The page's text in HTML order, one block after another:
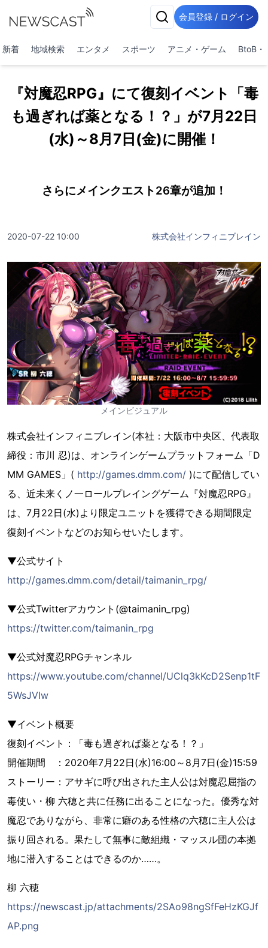
会員登録 / ログイン
新着 地域検索 エンタメ スポーツ アニメ・ゲーム BtoB・
『対魔忍RPG』にて復刻イベント「毒
も過ぎれば薬となる！？」が7月22日
(水)～8月7日(金)に開催！
さらにメインクエスト26章が追加！
2020-07-22 10:00 株式会社インフィニブレイン
メインビジュアル
株式会社インフィニブレイン(本社：大阪市中央区、代表取
締役：市川 忍)は、オンラインゲームプラットフォーム「D
MM GAMES」( http://games.dmm.com/ )にて配信してい
る、近未来くノ一ロールプレイングゲーム『対魔忍RPG』
は、7月22日(水)より限定ユニットを獲得できる期間限定
復刻イベントなどのお知らせいたします。
▼公式サイト
http://games.dmm.com/detail/taimanin_rpg/
▼公式Twitterアカウント(@taimanin_rpg)
https://twitter.com/taimanin_rpg
▼公式対魔忍RPGチャンネル
https://www.youtube.com/channel/UClq3kKcD2Senp1tF
5WsJVIw
▼イベント概要
復刻イベント：「毒も過ぎれば薬となる！？」
開催期間 ：2020年7月22日(水)16:00～8月7日(金)15:59
ストーリー：アサギに呼び出された主人公は対魔忍屈指の
毒使い・柳 六穂と共に任務に出ることになった。優秀な対
魔忍でありながら、非常に癖のある性格の六穂に主人公は
振り回される。果たして無事に敵組織・マッスル団の本拠
地に潜入することはできるのか……。
柳 六穂
https://newscast.jp/attachments/2SAo98ngSfFeHzKGJf
AP.png